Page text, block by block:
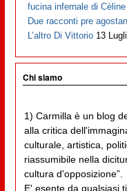
fucina infernale di Cèline
Due racconti pre
L’altro Di Vittorio 13
Chi siamo
1) Carmilla è un blog
alla critica
culturale, artistica,
riassumibile nella
cultura d'opposizione”.
E' esente da qualsiasi